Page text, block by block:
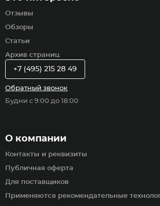
Отзывы
Обзоры
Статьи
Архив страниц
О компании
Контакты и реквизиты
Публичная оферта
Для поставщиков
Применяются рекомендательные
+7 (495) 215 28 49
Обратный звонок
Будни с 9:00 до 18:00